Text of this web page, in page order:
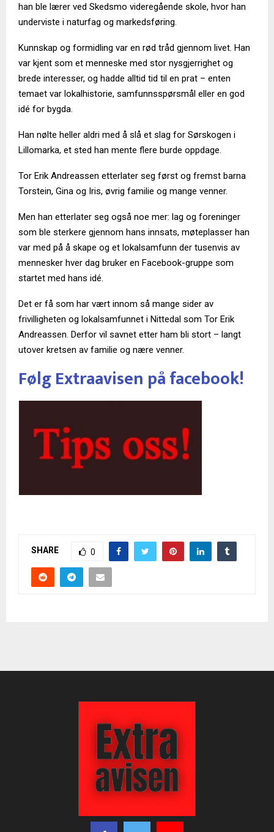
han ble lærer ved Skedsmo videregående skole, hvor han
underviste i naturfag og markedsføring.
Kunnskap og formidling var en rød tråd gjennom livet. Han
var kjent som et menneske med stor nysgjerrighet og
brede interesser, og hadde alltid tid til en prat – enten
temaet var lokalhistorie, samfunnsspørsmål eller en god
idé for bygda.
Han nølte heller aldri med å slå et slag for Sørskogen i
Lillomarka, et sted han mente flere burde oppdage.
Tor Erik Andreassen etterlater seg først og fremst barna
Torstein, Gina og Iris, øvrig familie og mange venner.
Men han etterlater seg også noe mer: lag og foreninger
som ble sterkere gjennom hans innsats, møteplasser han
var med på å skape og et lokalsamfunn der tusenvis av
mennesker hver dag bruker en Facebook-gruppe som
startet med hans idé.
Det er få som har vært innom så mange sider av
frivilligheten og lokalsamfunnet i Nittedal som Tor Erik
Andreassen. Derfor vil savnet etter ham bli stort – langt
utover kretsen av familie og nære venner.
Følg Extraavisen på facebook!
SHARE 0